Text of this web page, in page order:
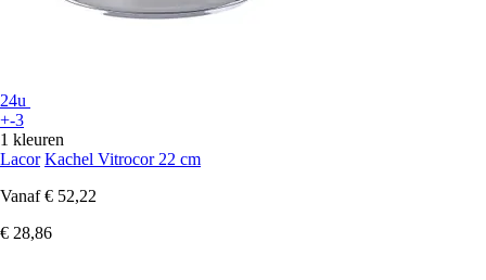
24u
+-3
1 kleuren
Lacor Kachel Vitrocor 22 cm
Vanaf € 52,22
€ 28,86